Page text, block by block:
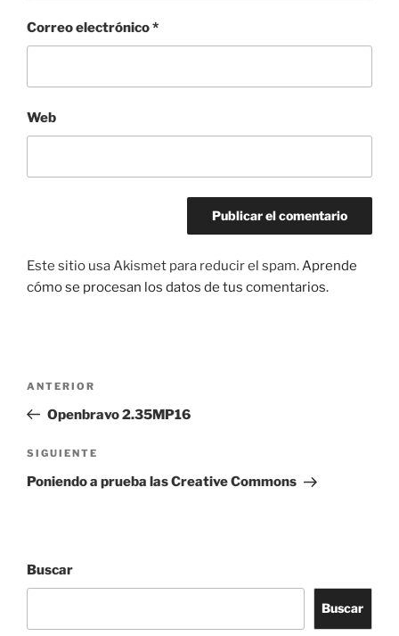
Correo electrónico*
Web
Este sitio usa Akismet para reducir el spam.Aprende
cómo se procesan los datos de tus comentarios.
entradas
Entrada
anterior:
ANTERIOR
Openbravo 2.35MP16
Siguiente
entrada
SIGUIENTE
Poniendo a prueba las Creative Commons
Buscar
Buscar